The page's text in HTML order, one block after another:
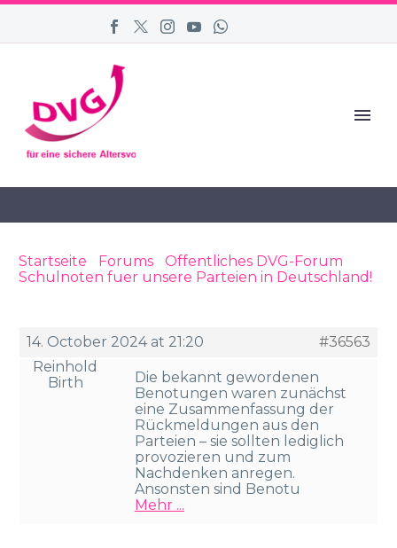
Startseite Forums Öffentliches DVG-Forum
Schulnoten fuer unsere Parteien in Deutschland!
14. October 2024 at 21:20
#36563
Reinhold
Birth
Die bekannt gewordenen
Benotungen waren zunächst
eine Zusammenfassung der
Rückmeldungen aus den
Parteien – sie sollten lediglich
provozieren und zum
Nachdenken anregen.
Ansonsten sind Benotu
Mehr ...